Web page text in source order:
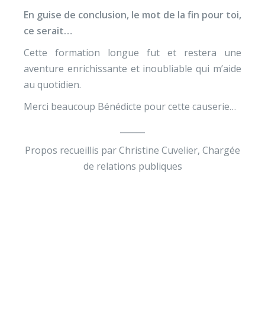
En guise de conclusion, le mot de la fin pour toi,
ce serait…
Cette formation longue fut et restera une
aventure enrichissante et inoubliable qui m’aide
au quotidien.
Merci beaucoup Bénédicte pour cette causerie…
Propos recueillis par Christine Cuvelier, Chargée
de relations publiques